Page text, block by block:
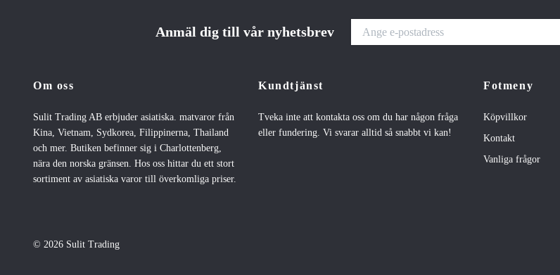
Anmäl dig till vår nyhetsbrev
Om oss
Sulit Trading AB erbjuder asiatiska. matvaror från
Kina, Vietnam, Sydkorea, Filippinerna, Thailand
och mer. Butiken befinner sig i Charlottenberg,
nära den norska gränsen. Hos oss hittar du ett stort
sortiment av asiatiska varor till överkomliga priser.
Kundtjänst
Tveka inte att kontakta oss om du har någon fråga
eller fundering. Vi svarar alltid så snabbt vi kan!
Fotmeny
Köpvillkor
Kontakt
Vanliga frågor
© 2026 Sulit Trading